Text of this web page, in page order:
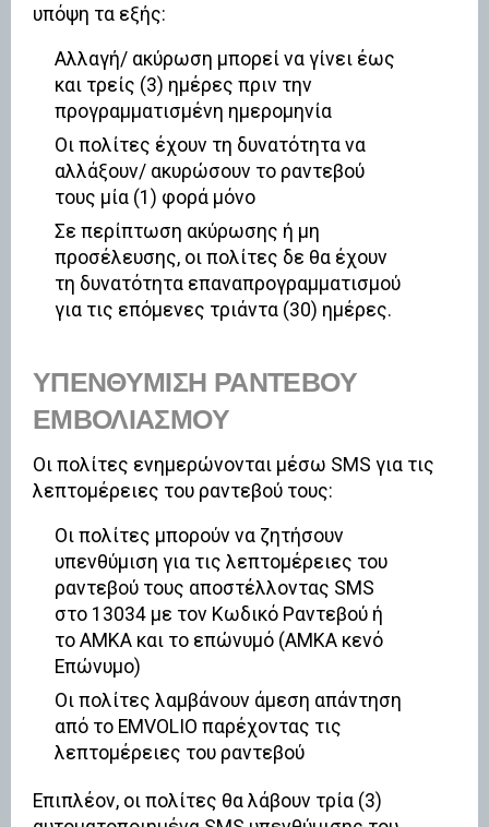
υπόψη τα εξής:
Αλλαγή/ ακύρωση μπορεί να γίνει έως
και τρείς (3) ημέρες πριν την
προγραμματισμένη ημερομηνία
Οι πολίτες έχουν τη δυνατότητα να
αλλάξουν/ ακυρώσουν το ραντεβού
τους μία (1) φορά μόνο
Σε περίπτωση ακύρωσης ή μη
προσέλευσης, οι πολίτες δε θα έχουν
τη δυνατότητα επαναπρογραμματισμού
για τις επόμενες τριάντα (30) ημέρες.
ΥΠΕΝΘΎΜΙΣΗ ΡΑΝΤΕΒΟΎ
ΕΜΒΟΛΙΑΣΜΟΎ
Οι πολίτες ενημερώνονται μέσω SMS για τις
λεπτομέρειες του ραντεβού τους:
Οι πολίτες μπορούν να ζητήσουν
υπενθύμιση για τις λεπτομέρειες του
ραντεβού τους αποστέλλοντας SMS
στο 13034 με τον Κωδικό Ραντεβού ή
το ΑΜΚΑ και το επώνυμό (ΑΜΚΑ κενό
Επώνυμο)
Οι πολίτες λαμβάνουν άμεση απάντηση
από το EMVOLIO παρέχοντας τις
λεπτομέρειες του ραντεβού
Επιπλέον, οι πολίτες θα λάβουν τρία (3)